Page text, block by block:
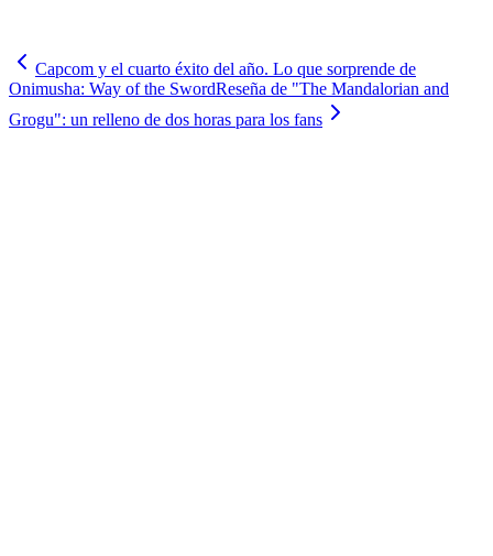
Capcom y el cuarto éxito del año. Lo que sorprende de
Onimusha: Way of the SwordReseña de "The Mandalorian and
Grogu": un relleno de dos horas para los fans